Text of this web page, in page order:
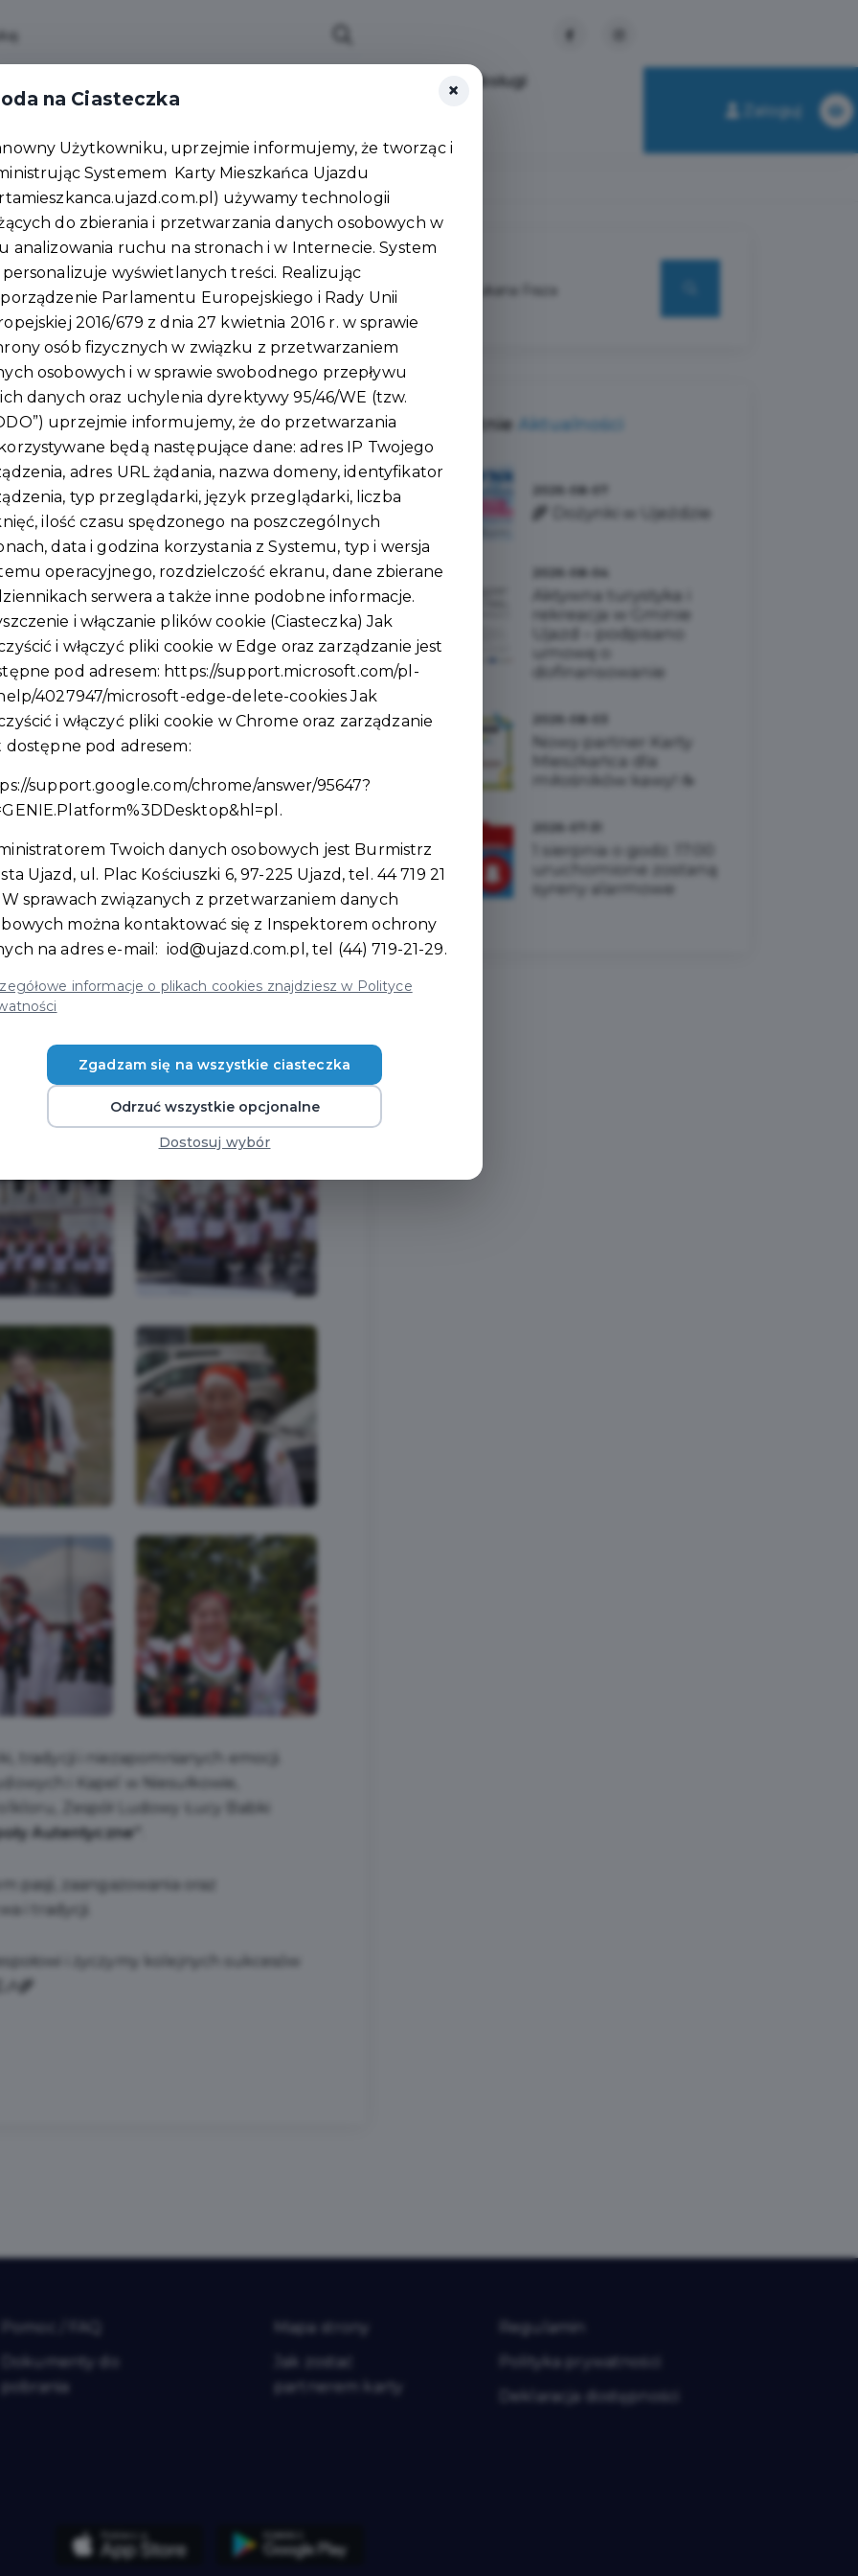
Punkty obsługi
Zaloguj
Babki podczas Dnia Folkloru! 🌾
ŁUCY
FOLKLORU! 🌾
tradycji i niezapomnianych emocji.
i Kapel w Niesułkowie,
Zespół Ludowy Łucy Babki
Autentyczne”
pasji, zaangażowania oraz
i tradycji.
i życzymy kolejnych sukcesów
Ostatnie Aktualności
2026-08-07
🌾 Dożynki w Ujeździe
Aktywna turystyka i
rekreacja w Gminie
Ujazd – podpisano
umowę o
dofinansowanie
Nowy partner Karty
Mieszkańca dla
miłośników kawy! ☕
1 sierpnia o godz. 17:00
uruchomione zostaną
syreny alarmowe
Dokumenty do
pobrania
Mapa strony
Jak zostać
partnerem karty
Regulamin
Polityka prywatności
Deklaracja dostępności
×
na Ciasteczka
Użytkowniku, uprzejmie informujemy, że tworząc i
Systemem Karty Mieszkańca Ujazdu
używamy technologii
do zbierania i przetwarzania danych osobowych w
analizowania ruchu na stronach i w Internecie. System
personalizuje wyświetlanych treści. Realizując
Parlamentu Europejskiego i Rady Unii
2016/679 z dnia 27 kwietnia 2016 r. w sprawie
osób fizycznych w związku z przetwarzaniem
osobowych i w sprawie swobodnego przepływu
danych oraz uchylenia dyrektywy 95/46/WE (tzw.
uprzejmie informujemy, że do przetwarzania
będą następujące dane: adres IP Twojego
adres URL żądania, nazwa domeny, identyfikator
typ przeglądarki, język przeglądarki, liczba
ilość czasu spędzonego na poszczególnych
data i godzina korzystania z Systemu, typ i wersja
operacyjnego, rozdzielczość ekranu, dane zbierane
serwera a także inne podobne informacje.
i włączanie plików cookie (Ciasteczka) Jak
i włączyć pliki cookie w Edge oraz zarządzanie jest
pod adresem: https://support.microsoft.com/pl-
4027947/microsoft-edge-delete-cookiesJak
i włączyć pliki cookie w Chrome oraz zarządzanie
dostępne pod adresem:
support.google.com/chrome/answer/95647?
.
Twoich danych osobowych jest Burmistrz
Ujazd, ul. Plac Kościuszki 6, 97-225 Ujazd, tel. 44 719 21
W sprawach związanych z przetwarzaniem danych
można kontaktować się z Inspektorem ochrony
na adres e-mail: iod@ujazd.com.pl , tel (44) 719-21-29.
informacje o plikach cookies znajdziesz w Polityce
Zgadzam się na wszystkie ciasteczka
Odrzuć wszystkie opcjonalne
Dostosuj wybór